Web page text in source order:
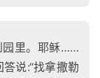
园里。耶稣……
说:“找拿撒勒